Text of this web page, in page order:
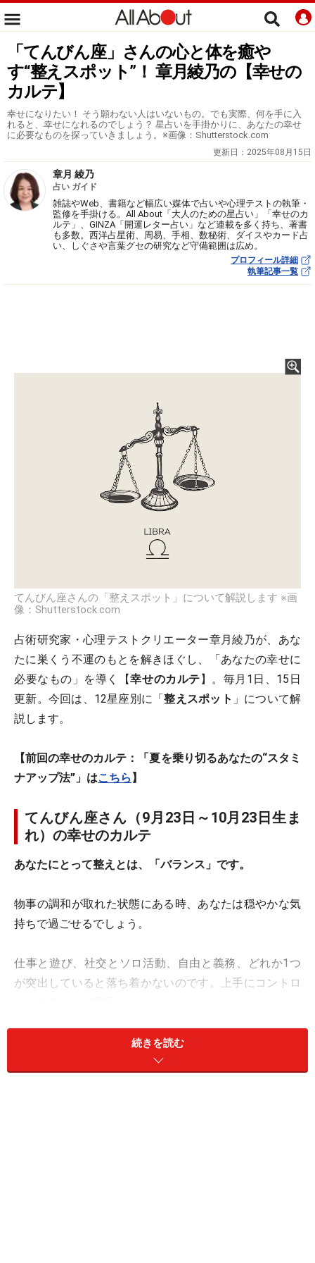
「てんびん座」さんの心と体を癒や
す“整えスポット”！ 章月綾乃の【幸せの
カルテ】
幸せになりたい！ そう願わない人はいないもの。でも実際、何を手に入
れると、幸せになれるのでしょう？ 星占いを手掛かりに、あなたの幸せ
に必要なものを探っていきましょう。※画像：Shutterstock.com
更新日： 2025年08月15日
章月 綾乃
占い ガイド
雑誌やWeb、書籍など幅広い媒体で占いや心理テストの執筆・
監修を手掛ける。All About「大人のための星占い」「幸せのカ
ルテ」、GINZA「開運レター占い」など連載を多く持ち、著書
も多数。西洋占星術、周易、手相、数秘術、ダイスやカード占
い、しぐさや言葉グセの研究など守備範囲は広め。
プロフィール詳細
執筆記事一覧
てんびん座さんの「整えスポット」について解説します ※画
像：Shutterstock.com
占術研究家・心理テストクリエーター章月綾乃が、あな
たに巣くう不運のもとを解きほぐし、「あなたの幸せに
必要なもの」を導く【幸せのカルテ】。毎月1日、15日
更新。今回は、12星座別に「整えスポット 」について解
説します。
【前回の幸せのカルテ：「夏を乗り切るあなたの“スタミ
ナアップ法”」はこちら 】
てんびん座さん（9月23日～10月23日生ま
れ）の幸せのカルテ
あなたにとって整えとは、「バランス」です。
物事の調和が取れた状態にある時、あなたは穏やかな気
持ちで過ごせるでしょう。
仕事と遊び、社交とソロ活動、自由と義務、どれか1つ
が突出していると落ち着かないのです。上手にコントロ
理想と現実がズレやすいでしょう。
続きを読む